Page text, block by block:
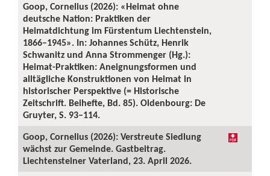
Goop, Cornelius (2026): «Heimat ohne
deutsche Nation: Praktiken der
Heimatdichtung im Fürstentum Liechtenstein,
1866–1945». In: Johannes Schütz, Henrik
Schwanitz und Anna Strommenger (Hg.):
Heimat-Praktiken: Aneignungsformen und
alltägliche Konstruktionen von Heimat in
historischer Perspektive (= Historische
Zeitschrift. Beihefte, Bd. 85). Oldenbourg: De
Gruyter, S. 93–114.
Goop, Cornelius (2026): Verstreute Siedlung
wächst zur Gemeinde. Gastbeitrag.
Liechtensteiner Vaterland, 23. April 2026.